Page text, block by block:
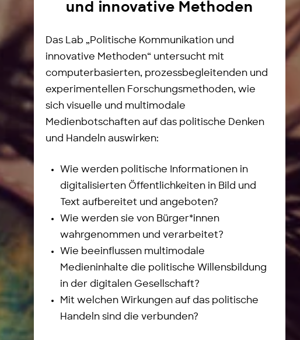
und innovative Methoden
Das Lab „Politische Kommunikation und
innovative Methoden“ untersucht mit
computerbasierten, prozessbegleitenden und
experimentellen Forschungsmethoden, wie
sich visuelle und multimodale
Medienbotschaften auf das politische Denken
und Handeln auswirken:
Wie werden politische Informationen in
digitalisierten Öffentlichkeiten in Bild und
Text aufbereitet und angeboten?
Wie werden sie von Bürger*innen
wahrgenommen und verarbeitet?
Wie beeinflussen multimodale
Medieninhalte die politische Willensbildung
in der digitalen Gesellschaft?
Mit welchen Wirkungen auf das politische
Handeln sind die verbunden?